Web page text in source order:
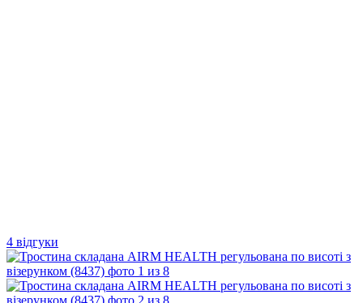
4 відгуки